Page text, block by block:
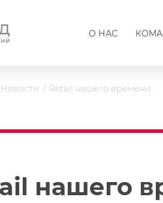
О НАС
Новости Retail нашего времени
нашего